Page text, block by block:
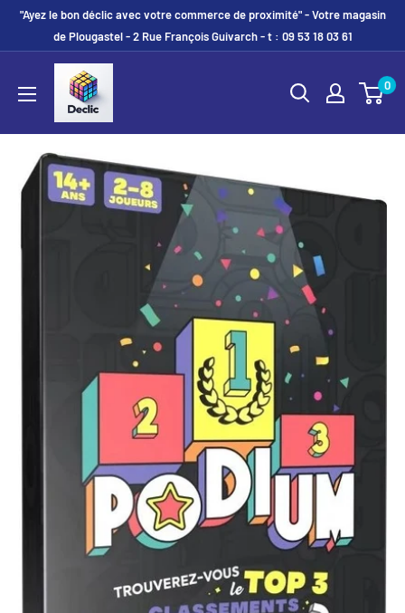
"Ayez le bon déclic avec votre commerce de proximité" - Votre magasin
de Plougastel - 2 Rue François Guivarch - t : 09 53 18 03 61
0